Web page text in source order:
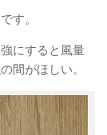
す。
にすると風量
間がほしい。